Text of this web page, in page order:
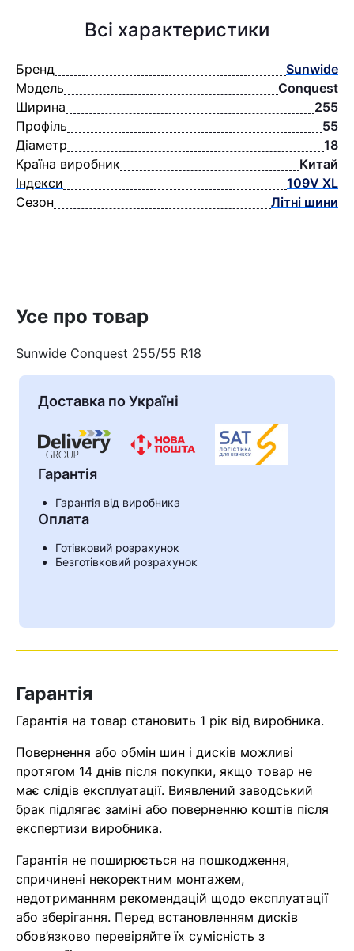
Кошик
У кошику немає товарів.
Ваш номер надіслано.
Оператор зв’яжеться з вами
найближчим часом
Всі характеристики
Бренд
Sunwide
Модель
Conquest
Ширина
255
Профіль
55
Діаметр
18
Країна виробник
Китай
Індекси
109V XL
Сезон
Літні шини
Усе про товар
Sunwide Conquest 255/55 R18
Доставка по Україні
Гарантія
Гарантія від виробника
Оплата
Готівковий розрахунок
Безготівковий розрахунок
Гарантія
Гарантія на товар становить 1 рік від виробника.
Повернення або обмін шин і дисків можливі
протягом 14 днів після покупки, якщо товар не
має слідів експлуатації. Виявлений заводський
брак підлягає заміні або поверненню коштів після
експертизи виробника.
Гарантія не поширюється на пошкодження,
спричинені некоректним монтажем,
недотриманням рекомендацій щодо експлуатації
або зберігання. Перед встановленням дисків
обов’язково перевіряйте їх сумісність з